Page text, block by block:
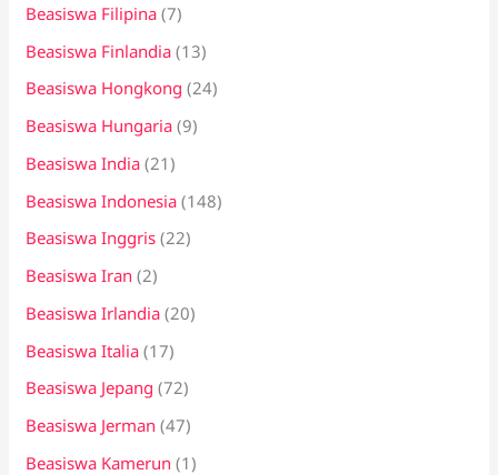
Beasiswa Filipina (7)
Beasiswa Finlandia (13)
Beasiswa Hongkong (24)
Beasiswa Hungaria (9)
Beasiswa India (21)
Beasiswa Indonesia (148)
Beasiswa Inggris (22)
Beasiswa Iran (2)
Beasiswa Irlandia (20)
Beasiswa Italia (17)
Beasiswa Jepang (72)
Beasiswa Jerman (47)
Beasiswa Kamerun (1)